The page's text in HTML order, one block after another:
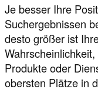
Je besser Ihre
Suchergebnissen
desto größer ist
Produkte oder
obersten Plätze in